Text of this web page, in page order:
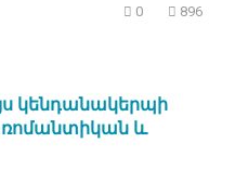
0 896
կենդանակերպի
ռոմանտիկան և